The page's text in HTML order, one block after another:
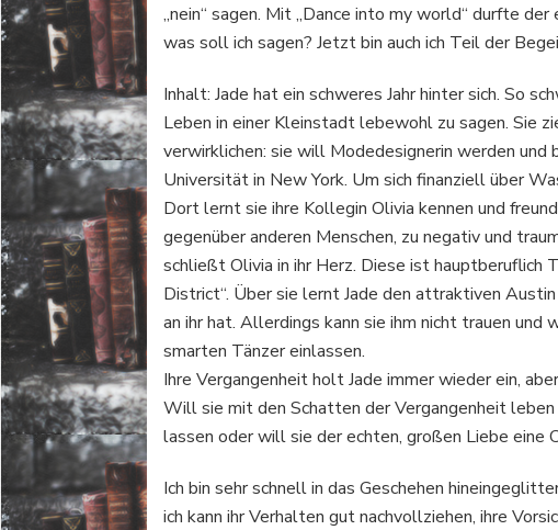
„nein“ sagen. Mit „Dance into my world“ durfte
was soll ich sagen? Jetzt bin auch ich Teil der
Inhalt: Jade hat ein schweres Jahr hinter sich. So
Leben in einer Kleinstadt lebewohl zu sagen. Sie
verwirklichen: sie will Modedesignerin werden
Universität in New York. Um sich finanziell über
Dort lernt sie ihre Kollegin Olivia kennen und
gegenüber anderen Menschen, zu negativ und
schließt Olivia in ihr Herz. Diese ist hauptberuflich
District“. Über sie lernt Jade den attraktiven
an ihr hat. Allerdings kann sie ihm nicht trauen
smarten Tänzer einlassen.
Ihre Vergangenheit holt Jade immer wieder ein,
Will sie mit den Schatten der Vergangenheit
lassen oder will sie der echten, großen Liebe eine
Ich bin sehr schnell in das Geschehen
ich kann ihr Verhalten gut nachvollziehen, ihre